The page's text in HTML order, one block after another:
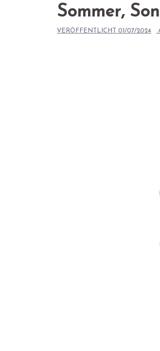
Sommer,
VERÖFFENTLICHT 01/07/2024